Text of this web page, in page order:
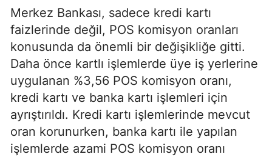
Merkez Bankası, sadece kredi kartı
faizlerinde değil, POS komisyon oranları
konusunda da önemli bir değişikliğe gitti.
Daha önce kartlı işlemlerde üye iş yerlerine
uygulanan %3,56 POS komisyon oranı,
kredi kartı ve banka kartı işlemleri için
ayrıştırıldı. Kredi kartı işlemlerinde mevcut
oran korunurken, banka kartı ile yapılan
işlemlerde azami POS komisyon oranı